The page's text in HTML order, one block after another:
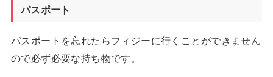
パスポート
パスポートを忘れたらフィジーに行くことができません
ので必ず必要な持ち物です。